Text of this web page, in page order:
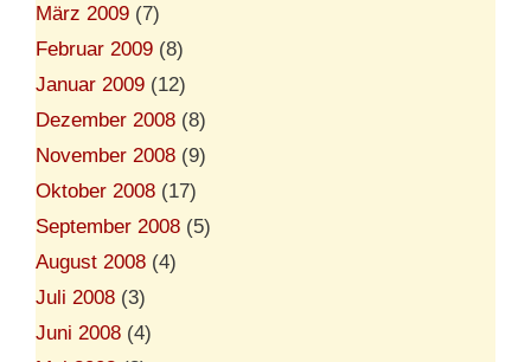
März 2009 (7)
Februar 2009 (8)
Januar 2009 (12)
Dezember 2008 (8)
November 2008 (9)
Oktober 2008 (17)
September 2008 (5)
August 2008 (4)
Juli 2008 (3)
Juni 2008 (4)